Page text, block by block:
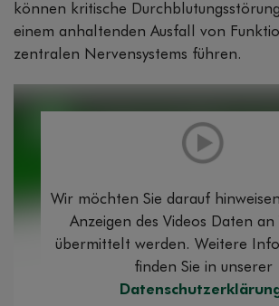
können kritische
einem anhaltenden Ausfall von
zentralen Nervensystems führen.
Wir möchten Sie darauf
Anzeigen des Videos Daten an
übermittelt werden. Weitere
finden Sie in unserer